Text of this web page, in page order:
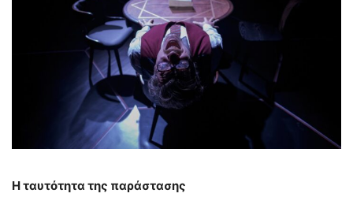
Η ταυτότητα της παράστασης